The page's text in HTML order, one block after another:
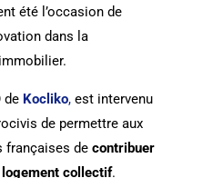
été l’occasion de
dans la
de Kocliko,est intervenu
de permettre aux
françaises de contribuer
logement collectif.